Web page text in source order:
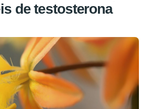
de testosterona